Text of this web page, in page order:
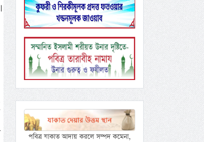
পবিত্র যাকাত আদায় করলে সম্পদ কমেনা,